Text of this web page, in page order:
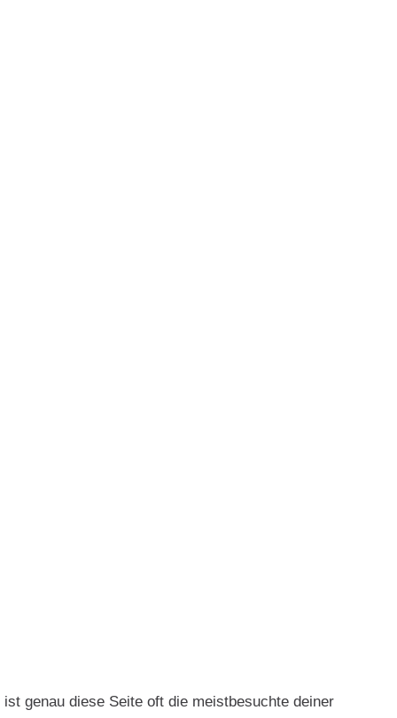
genau diese Seite oft die meistbesuchte deiner